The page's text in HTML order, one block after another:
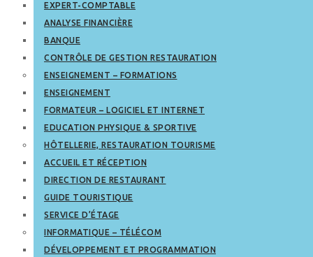
EXPERT-COMPTABLE
ANALYSE FINANCIÈRE
BANQUE
CONTRÔLE DE GESTION RESTAURATION
ENSEIGNEMENT – FORMATIONS
ENSEIGNEMENT
FORMATEUR – LOGICIEL ET INTERNET
EDUCATION PHYSIQUE & SPORTIVE
HÔTELLERIE, RESTAURATION TOURISME
ACCUEIL ET RÉCEPTION
DIRECTION DE RESTAURANT
GUIDE TOURISTIQUE
SERVICE D’ÉTAGE
INFORMATIQUE – TÉLÉCOM
DÉVELOPPEMENT ET PROGRAMMATION